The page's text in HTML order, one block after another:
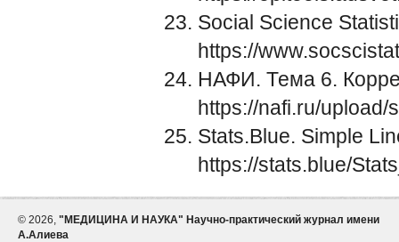
Social Science
https://
НАФИ. Тема 6.
https://nafi.ru/upload/
Stats.Blue. Simple
https://stats.blue/
© 2026, "МЕДИЦИНА И НАУКА" Научно-практический журнал имени
А.Алиева